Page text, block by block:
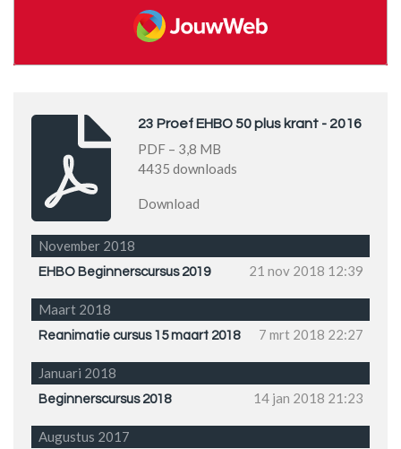
JouwWeb
23 Proef EHBO 50 plus krant - 2016
PDF – 3,8 MB
4435 downloads
Download
November 2018
EHBO Beginnerscursus 2019 21 nov 2018 12:39
Maart 2018
Reanimatie cursus 15 maart 2018 7 mrt 2018 22:27
Januari 2018
Beginnerscursus 2018 14 jan 2018 21:23
Augustus 2017